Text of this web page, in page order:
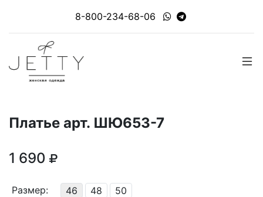
8-800-234-68-06
Платье арт. ШЮ653-7
1 690
Размер: 46 48 50